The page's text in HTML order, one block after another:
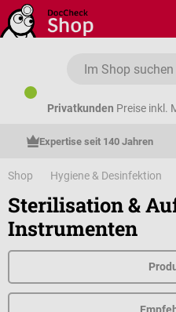
Zum Hauptinhalt springen
Privatkunden Preise inkl.
Expertise seit 140 Jahren
Shop Hygiene & Desinfektion
Sterilisation &
Instrumenten